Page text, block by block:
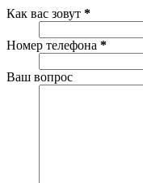
Как вас зовут *
Номер телефона *
Ваш вопрос